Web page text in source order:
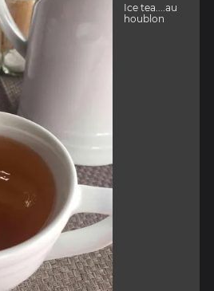
Ice tea....au
houblon